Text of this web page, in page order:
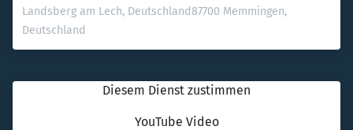
Landsberg am Lech, Deutschland87700 Memmingen,
Deutschland
Diesem Dienst zustimmen
YouTube Video